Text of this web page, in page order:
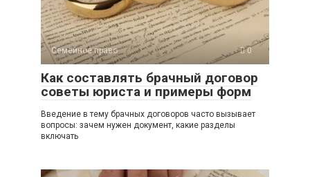
Семейное право 0
Как составлять брачный договор
советы юриста и примеры форм
Введение в тему брачных договоров часто вызывает
вопросы: зачем нужен документ, какие разделы
включать